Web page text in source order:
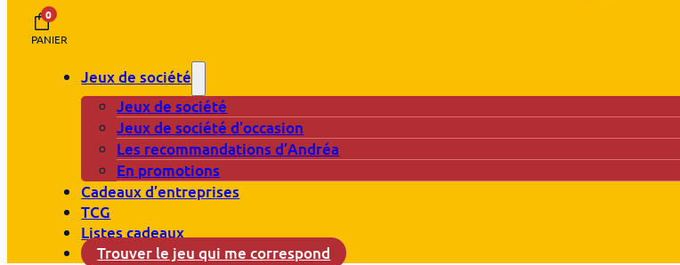
0
PANIER
Jeux de société
Jeux de société
Jeux de société d’occasion
Les recommandations d’Andréa
En promotions
Cadeaux d’entreprises
TCG
Listes cadeaux
Trouver le jeu qui me correspond